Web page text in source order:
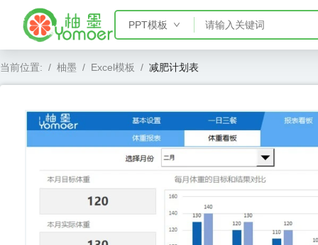
PPT模板
AE模板
当前位置: / 柚墨 / Excel模板 / 减肥计划表